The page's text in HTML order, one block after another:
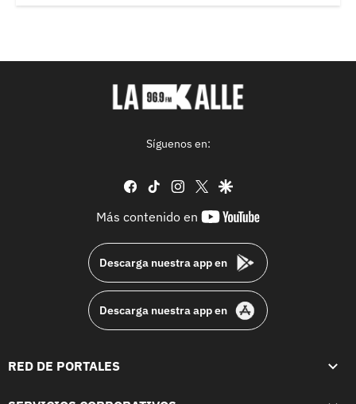
Síguenos en:
facebook
tiktok instagram
twittergoogle
Más contenido en
youtube-
Descarga nuestra app en
Descarga nuestra app en
RED DE PORTALES